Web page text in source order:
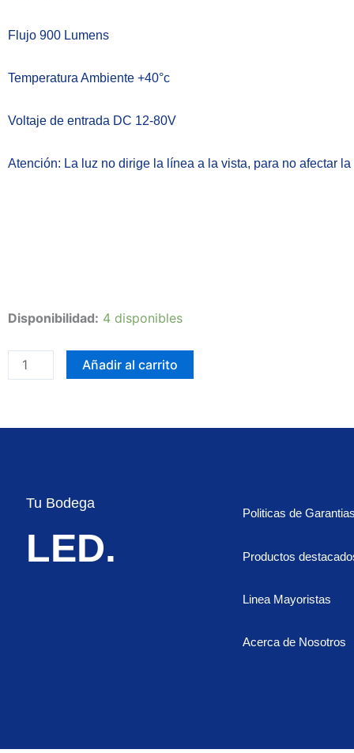
Flujo 900 Lumens
Temperatura Ambiente +40°c
Voltaje de entrada DC 12-80V
Atención: La luz no dirige la línea a la vista, para no afectar
Disponibilidad: 4 disponibles
Exploradora
LED
Dual
Añadir al carrito
Tu Bodega
LED.
Politicas de Garantias
Productos
Linea Mayoristas
Acerca de Nosotros